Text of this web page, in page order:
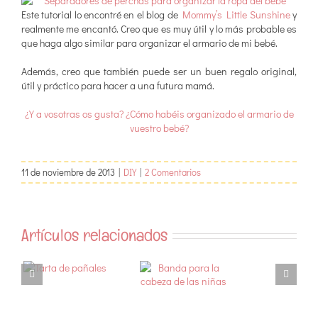
Este tutorial lo encontré en el blog de Mommy’s Little Sunshiney
realmente me encantó. Creo que es muy útil y lo más probable es
que haga algo similar para organizar el armario de mi bebé.
Además, creo que también puede ser un buen regalo original,
útil y práctico para hacer a una futura mamá.
¿Y a vosotras os gusta? ¿Cómo habéis organizado el armario de
vuestro bebé?
11 de noviembre de 2013 DIY 2 Comentarios
Artículos relacionados